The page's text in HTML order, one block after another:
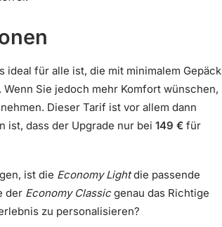
für alle ist, die mit minimalem Gepäck
Sie jedoch mehr Komfort wünschen,
Dieser Tarif ist vor allem dann
ist, dass der Upgrade nur bei 149 € für
ist die Economy Lightdie passende
der Economy Classicgenau das Richtige
zu personalisieren?